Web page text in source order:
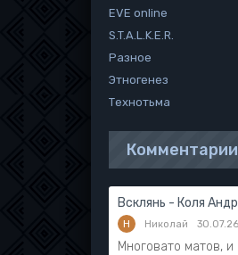
EVE online
S.T.A.L.K.E.R.
Разное
Этногенез
Технотьма
Комментарии
Всклянь - Коля
Н Николай 30.07.26
Многовато матов, и